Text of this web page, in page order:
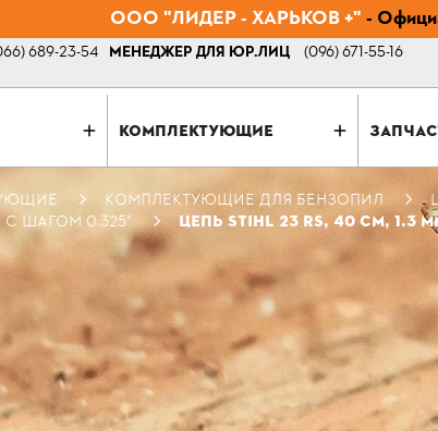
ООО "ЛИДЕР - ХАРЬКОВ +" -
689-23-54 МЕНЕДЖЕР ДЛЯ ЮР.ЛИЦ
(096) 671-55-16
КОМПЛЕКТУЮЩИЕ
КОМПЛЕКТУЮЩИЕ ДЛЯ БЕНЗОПИЛ
С ШАГОМ 0.325"
ЦЕПЬ STIHL 23 RS, 40 СМ, 1.3